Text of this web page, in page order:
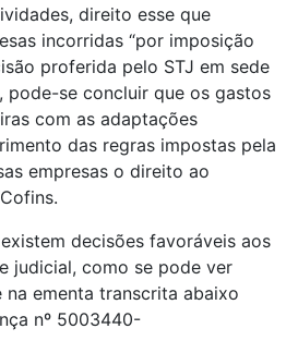
direito esse que
incorridas “por imposição
proferida pelo STJ em sede
pode-se concluir que os gastos
com as adaptações
das regras impostas pela
empresas o direito ao
decisões favoráveis aos
judicial, como se pode ver
ementa transcrita abaixo
nº 5003440-